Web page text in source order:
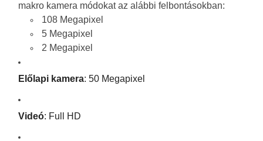
makro kamera módokat az alábbi felbontásokban:
108 Megapixel
5 Megapixel
2 Megapixel
Előlapi kamera: 50 Megapixel
Videó: Full HD